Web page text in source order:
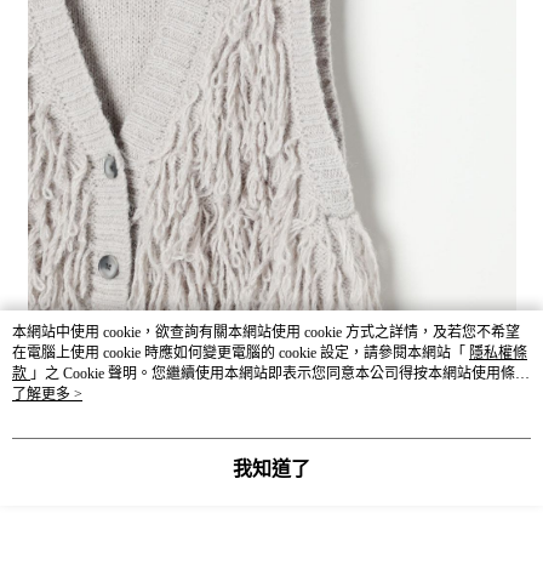
本網站中使用 cookie，欲查詢有關本網站使用 cookie 方式之詳情，及若您不希望
在電腦上使用 cookie 時應如何變更電腦的 cookie 設定，請參閱本網站「 隱私權條
款 」之 Cookie 聲明。您繼續使用本網站即表示您同意本公司得按本網站使用條款
之 Cookie 聲明使用 cookie。
了解更多 >
我知道了